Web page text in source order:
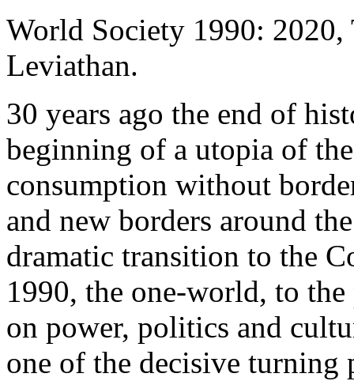
World Society 1990: 2020,
Leviathan.
30 years ago the end of
beginning of a utopia of
consumption without
and new borders around
dramatic transition to the
1990, the one-world, to the
on power, politics and
one of the decisive turning